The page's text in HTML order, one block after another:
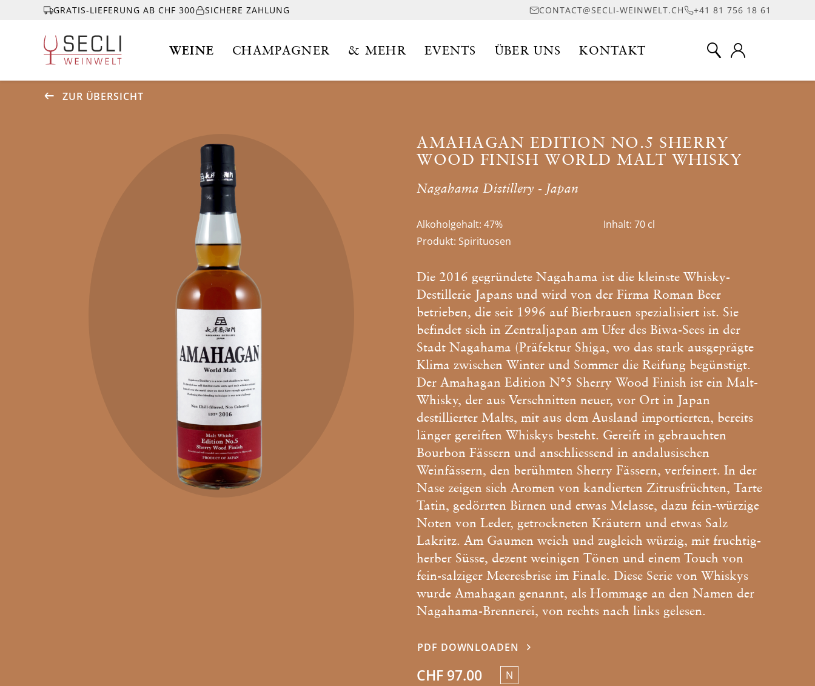
GRATIS-LIEFERUNG AB CHF 300 SICHERE ZAHLUNG CONTACT@SECLI-WEINWELT.CH +41 81 756 18 61
WEINE CHAMPAGNER & MEHR EVENTS ÜBER UNS KONTAKT
ZUR ÜBERSICHT
AMAHAGAN EDITION NO.5 SHERRY
WOOD FINISH WORLD MALT WHISKY
Nagahama Distillery - Japan
Alkoholgehalt: 47%
Produkt: Spirituosen
Inhalt: 70 cl
Die 2016 gegründete Nagahama ist die kleinste Whisky-
Destillerie Japans und wird von der Firma Roman Beer
betrieben, die seit 1996 auf Bierbrauen spezialisiert ist. Sie
befindet sich in Zentraljapan am Ufer des Biwa-Sees in der
Stadt Nagahama (Präfektur Shiga, wo das stark ausgeprägte
Klima zwischen Winter und Sommer die Reifung begünstigt.
Der Amahagan Edition N°5 Sherry Wood Finish ist ein Malt-
Whisky, der aus Verschnitten neuer, vor Ort in Japan
destillierter Malts, mit aus dem Ausland importierten, bereits
länger gereiften Whiskys besteht. Gereift in gebrauchten
Bourbon Fässern und anschliessend in andalusischen
Weinfässern, den berühmten Sherry Fässern, verfeinert. In der
Nase zeigen sich Aromen von kandierten Zitrusfrüchten, Tarte
Tatin, gedörrten Birnen und etwas Melasse, dazu fein-würzige
Noten von Leder, getrockneten Kräutern und etwas Salz
Lakritz. Am Gaumen weich und zugleich würzig, mit fruchtig-
herber Süsse, dezent weinigen Tönen und einem Touch von
fein-salziger Meeresbrise im Finale. Diese Serie von Whiskys
wurde Amahagan genannt, als Hommage an den Namen der
Nagahama-Brennerei, von rechts nach links gelesen.
PDF DOWNLOADEN
CHF 97.00 N